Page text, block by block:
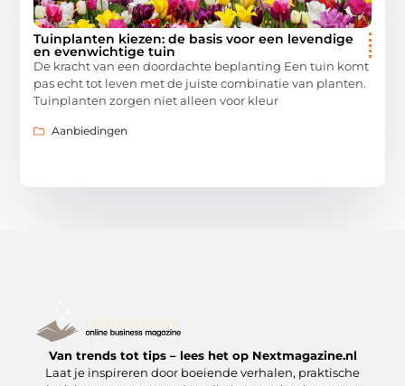
Tuinplanten kiezen: de basis voor een levendige
en evenwichtige tuin
De kracht van een doordachte beplanting Een tuin komt
pas echt tot leven met de juiste combinatie van planten.
Tuinplanten zorgen niet alleen voor kleur
Aanbiedingen
Van trends tot tips – lees het op Nextmagazine.nl
Laat je inspireren door boeiende verhalen, praktische